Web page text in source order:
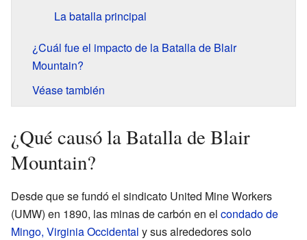
La batalla principal
¿Cuál fue el impacto de la Batalla de Blair
Mountain?
Véase también
¿Qué causó la Batalla de Blair
Mountain?
Desde que se fundó el sindicato United Mine Workers
(UMW) en 1890, las minas de carbón en el condado de
Mingo, Virginia Occidental y sus alrededores solo